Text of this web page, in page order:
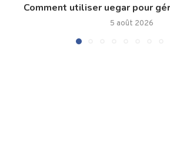
Comment utiliser uegar pour
5 août 2026